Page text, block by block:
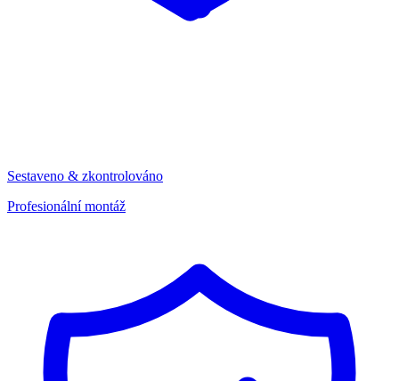
Sestaveno & zkontrolováno
Profesionální montáž